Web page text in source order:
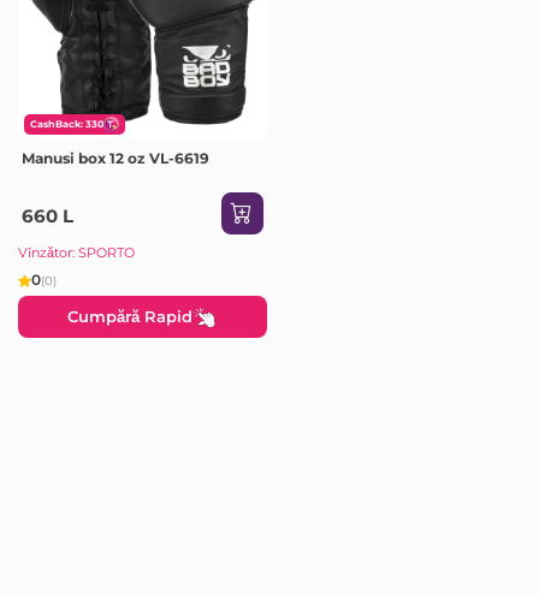
CashBack: 330
Manusi box 12 oz VL-6619
660 L
Vînzător: SPORTO
0(0)
Cumpără Rapid